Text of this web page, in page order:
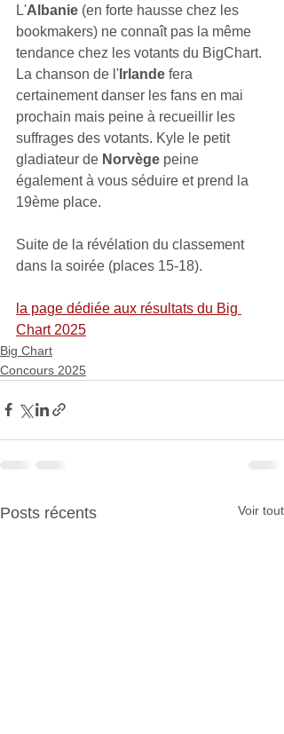
L'Albanie (en forte hausse chez les
bookmakers) ne connaît pas la même
tendance chez les votants du BigChart.
La chanson de l' Irlande fera
certainement danser les fans en mai
prochain mais peine à recueillir les
suffrages des votants. Kyle le petit
gladiateur de Norvège peine
également à vous séduire et prend la
19ème place.
Suite de la révélation du classement
dans la soirée (places 15-18).
la page dédiée aux résultats du Big
Chart 2025
Big Chart
Concours 2025
Posts récents Voir tout